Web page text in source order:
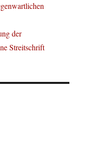
der
Streitschrift